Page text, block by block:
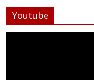
Youtube